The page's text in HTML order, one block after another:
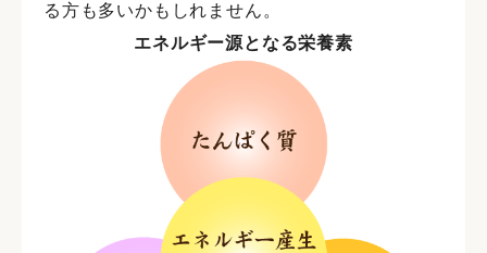
る方も多いかもしれません。
エネルギー源となる栄養素